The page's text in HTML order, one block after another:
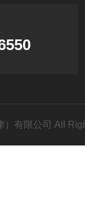
）有限公司 All